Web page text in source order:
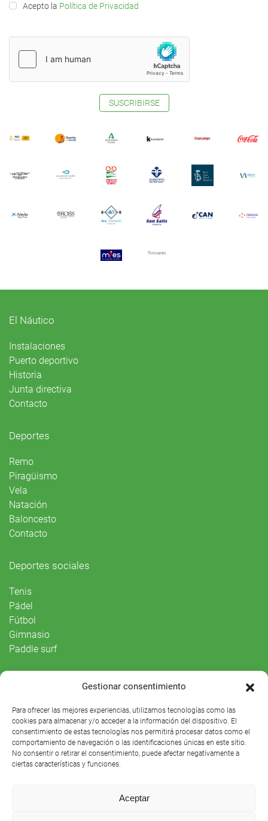
Gestionar consentimiento
Para ofrecer las mejores experiencias, utilizamos tecnologías como las
cookies para almacenar y/o acceder a la información del dispositivo. El
consentimiento de estas tecnologías nos permitirá procesar datos como el
comportamiento de navegación o las identificaciones únicas en este sitio.
No consentir o retirar el consentimiento, puede afectar negativamente a
ciertas características y funciones.
Aceptar
Acepto la Política de Privacidad
SUSCRIBIRSE
El Náutico
Instalaciones
Puerto deportivo
Historia
Junta directiva
Contacto
Deportes
Remo
Piragüismo
Vela
Natación
Baloncesto
Contacto
Deportes sociales
Tenis
Pádel
Fútbol
Gimnasio
Paddle surf
Agenda